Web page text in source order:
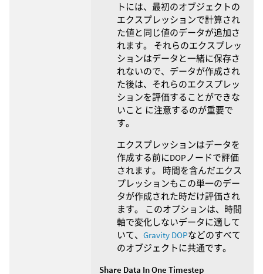
トには、最初のオブジェクトの
エクスプレッションで計算され
た値と同じ値のデータが追加さ
れます。 それらのエクスプレッ
ションはデータと一緒に保存さ
れないので、データが作成され
た後は、それらのエクスプレッ
ションを評価することができな
いこと に注意するのが重要で
す。
エクスプレッションはデータを
作成する前にDOPノードで評価
されます。 時間を含んだエクス
プレッションもこの単一のデー
タが作成された時だけ評価され
ます。 このオプションは、時間
軸で変化しないデータに適して
いて、 Gravity DOPなどのすべて
のオブジェクトに共通です。
Share Data In One Timestep